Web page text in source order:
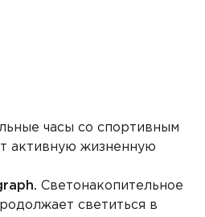
часы со спортивным
активную жизненную
Светонакопительное
светиться в